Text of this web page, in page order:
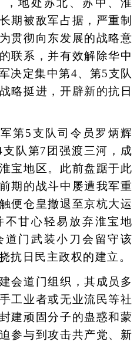
地处苏北、苏中、淮
期被敌军占据，严重制
贯彻向东发展的战略意
联系，并有效解除华中
决定集中第4、第5支队
略挺进，开辟新的抗日
5支队司令员罗炳辉
队第7团强渡三河，成
宝地区。此前盘踞于此
期的战斗中屡遭我军重
便仓皇撤退至京杭大运
甘心轻易放弃淮宝地
道门武装小刀会留守该
抗日民主政权的建立。
道门组织，其成员多
工业者或无业流民等社
建顽固分子的蛊惑和蒙
参与到攻击共产党、新